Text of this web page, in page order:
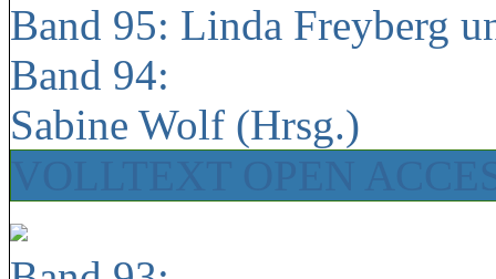
Band 95: Linda Freyberg
Band 94:
Sabine Wolf (Hrsg.)